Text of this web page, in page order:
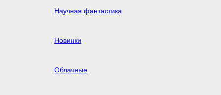
Научная фантастика
Новинки
Облачные